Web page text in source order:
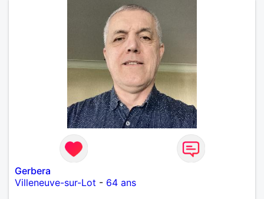
Gerbera
Villeneuve-sur-Lot - 64 ans